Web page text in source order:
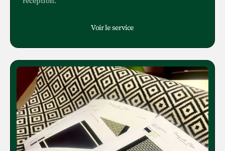
Voir le service